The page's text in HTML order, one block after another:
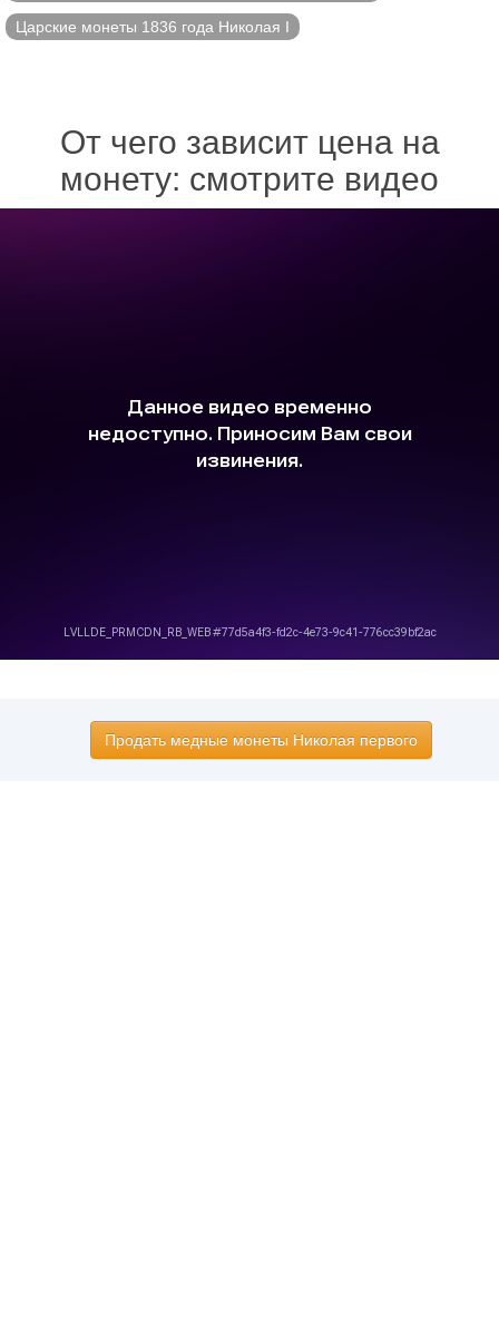
Царские монеты 1836 года Николая I
От чего зависит цена на
монету: смотрите видео
Продать медные монеты Николая первого